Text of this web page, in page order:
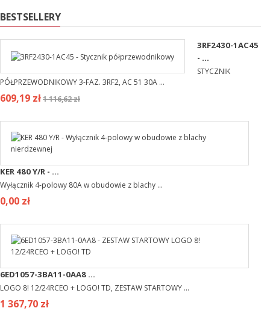
BESTSELLERY
3RF2430-1AC45
- ...
STYCZNIK
PÓŁPRZEWODNIKOWY 3-FAZ. 3RF2, AC 51 30A ...
609,19 zł1 116,62 zł
KER 480 Y/R - ...
Wyłącznik 4-polowy 80A w obudowie z blachy ...
0,00 zł
6ED1057-3BA11-0AA8 ...
LOGO 8! 12/24RCEO + LOGO! TD, ZESTAW STARTOWY ...
1 367,70 zł